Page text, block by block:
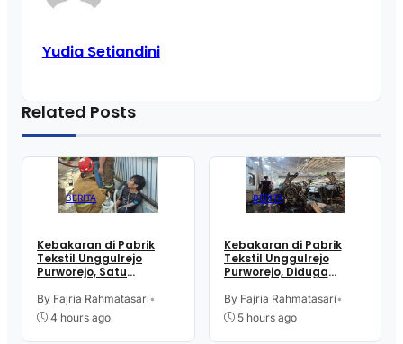
Yudia Setiandini
Related Posts
BERITA
Kebakaran di Pabrik
Tekstil Unggulrejo
Purworejo, Satu
Tulang, Petugas
Damkar Sesak Nafas
By Fajria Rahmatasari•
4 hours ago
BERITA
Kebakaran di Pabrik
Tekstil Unggulrejo
Purworejo, Diduga
By Fajria Rahmatasari•
5 hours ago